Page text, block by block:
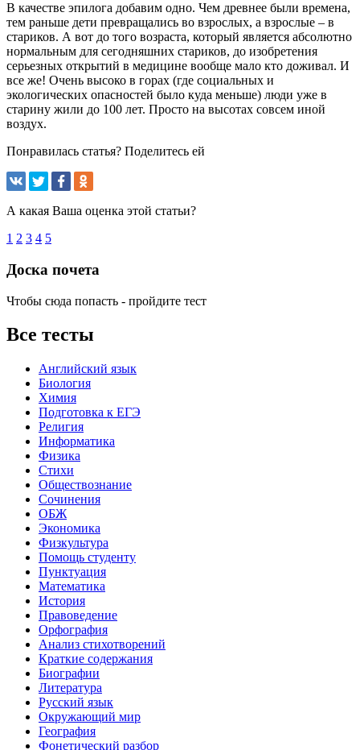
В качестве эпилога добавим одно. Чем древнее были времена,
тем раньше дети превращались во взрослых, а взрослые – в
стариков. А вот до того возраста, который является абсолютно
нормальным для сегодняшних стариков, до изобретения
серьезных открытий в медицине вообще мало кто доживал. И
все же! Очень высоко в горах (где социальных и
экологических опасностей было куда меньше) люди уже в
старину жили до 100 лет. Просто на высотах совсем иной
воздух.
Понравилась статья? Поделитесь ей
А какая Ваша оценка этой статьи?
1 2 3 4 5
Доска почета
Чтобы сюда попасть - пройдите тест
Все тесты
Английский язык
Биология
Химия
Подготовка к ЕГЭ
Религия
Информатика
Физика
Стихи
Обществознание
Сочинения
ОБЖ
Экономика
Физкультура
Помощь студенту
Пунктуация
Математика
История
Правоведение
Орфография
Анализ стихотворений
Краткие содержания
Биографии
Литература
Русский язык
Окружающий мир
География
Фонетический разбор